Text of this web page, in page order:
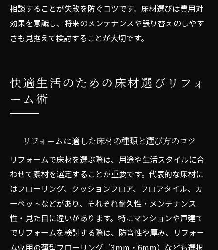
相談することが失敗を防ぐコツです。床材選びは費用対
効果を意識し、将来のメンテナンスや張り替えのしやす
さも見据えて検討することが大切です。
快適生活のための床材選びリフォ
ーム術
リフォームに適した床材の種類と選び方のコツ
リフォームで床材を選ぶ際は、用途や生活スタイルに合
わせて素材を選定することが重要です。代表的な床材に
はフローリング、クッションフロア、フロアタイル、カ
ーペットなどがあり、それぞれ耐久性・メンテナンス
性・見た目に違いがあります。特にマンションや戸建て
でリフォームを検討する際は、防音性や厚み、リフォー
ム専用の薄型フローリング（3mm・6mm）なども選択